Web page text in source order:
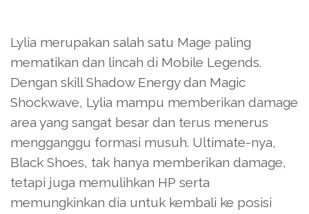
Lylia merupakan salah satu Mage paling
mematikan dan lincah di Mobile Legends.
Dengan skill Shadow Energy dan Magic
Shockwave, Lylia mampu memberikan damage
area yang sangat besar dan terus menerus
mengganggu formasi musuh. Ultimate-nya,
Black Shoes, tak hanya memberikan damage,
tetapi juga memulihkan HP serta
memungkinkan dia untuk kembali ke posisi